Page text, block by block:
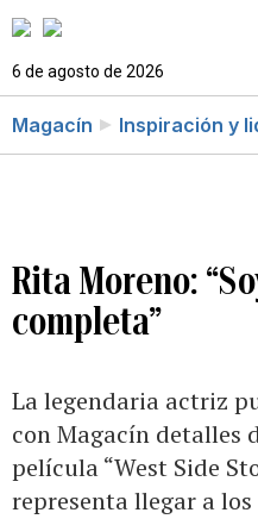
6 de agosto de 2026
Magacín Inspiración y
Rita Moreno:
completa”
La legendaria actriz
con Magacín detalles
película “West Side
representa llegar a los